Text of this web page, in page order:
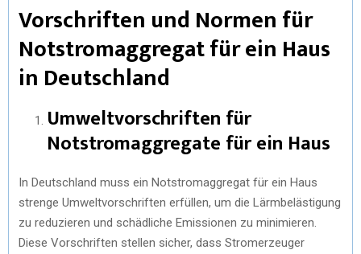
Vorschriften und Normen für
Notstromaggregat für ein Haus
in Deutschland
Umweltvorschriften für
Notstromaggregate für ein Haus
In Deutschland muss ein Notstromaggregat für ein Haus
strenge Umweltvorschriften erfüllen, um die Lärmbelästigung
zu reduzieren und schädliche Emissionen zu minimieren.
Diese Vorschriften stellen sicher, dass Stromerzeuger